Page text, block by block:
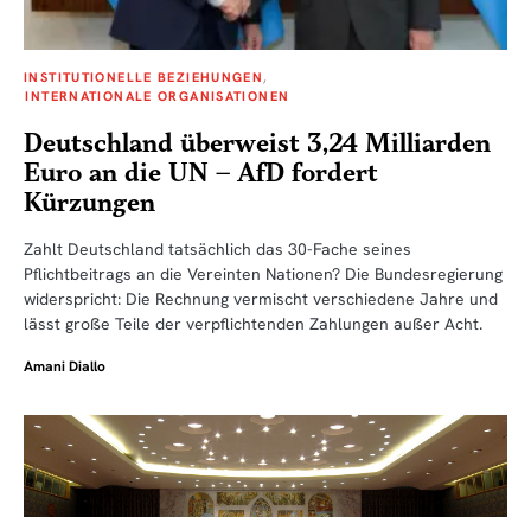
INSTITUTIONELLE BEZIEHUNGEN
INTERNATIONALE ORGANISATIONEN
Deutschland überweist 3,24 Milliarden
Euro an die UN – AfD fordert
Kürzungen
Zahlt Deutschland tatsächlich das 30-Fache seines
Pflichtbeitrags an die Vereinten Nationen? Die Bundesregierung
widerspricht: Die Rechnung vermischt verschiedene Jahre und
lässt große Teile der verpflichtenden Zahlungen außer Acht.
Amani Diallo